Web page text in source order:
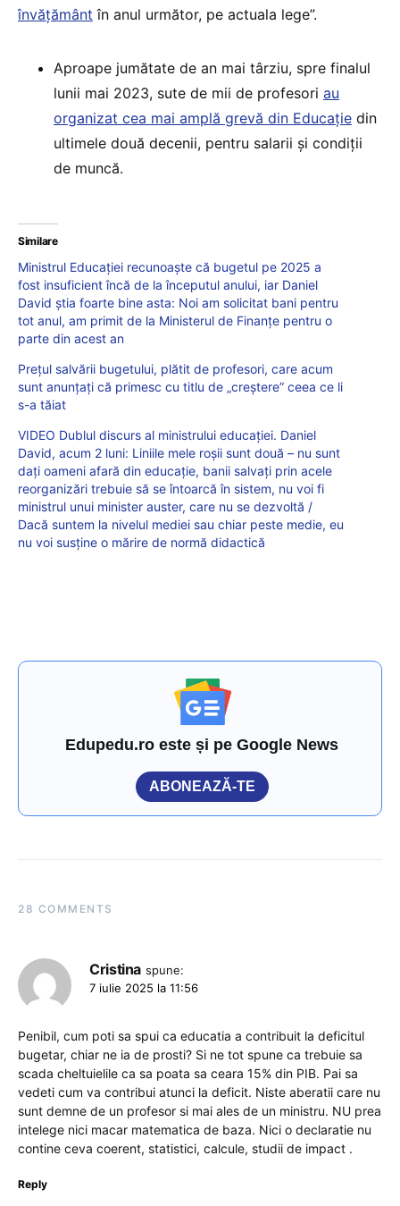
învățământ în anul următor, pe actuala lege”.
Aproape jumătate de an mai târziu, spre finalul
lunii mai 2023, sute de mii de profesori au
organizat cea mai amplă grevă din Educație din
ultimele două decenii, pentru salarii și condiții
de muncă.
Similare
Ministrul Educației recunoaște că bugetul pe 2025 a
fost insuficient încă de la începutul anului, iar Daniel
David știa foarte bine asta: Noi am solicitat bani pentru
tot anul, am primit de la Ministerul de Finanțe pentru o
parte din acest an
Prețul salvării bugetului, plătit de profesori, care acum
sunt anunțați că primesc cu titlu de „creștere” ceea ce li
s-a tăiat
VIDEO Dublul discurs al ministrului educației. Daniel
David, acum 2 luni: Liniile mele roșii sunt două – nu sunt
dați oameni afară din educație, banii salvați prin acele
reorganizări trebuie să se întoarcă în sistem, nu voi fi
ministrul unui minister auster, care nu se dezvoltă /
Dacă suntem la nivelul mediei sau chiar peste medie, eu
nu voi susține o mărire de normă didactică
Edupedu.ro este și pe Google News
ABONEAZĂ-TE
28 COMMENTS
Cristina spune:
7 iulie 2025 la 11:56
Penibil, cum poti sa spui ca educatia a contribuit la deficitul
bugetar, chiar ne ia de prosti? Si ne tot spune ca trebuie sa
scada cheltuielile ca sa poata sa ceara 15% din PIB. Pai sa
vedeti cum va contribui atunci la deficit. Niste aberatii care nu
sunt demne de un profesor si mai ales de un ministru. NU prea
intelege nici macar matematica de baza. Nici o declaratie nu
contine ceva coerent, statistici, calcule, studii de impact .
Reply